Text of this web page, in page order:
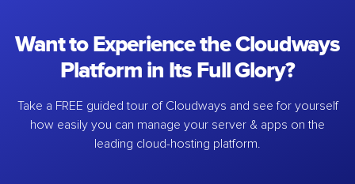
Want to Experience the Cloudways
Platform in Its Full Glory?
Take a FREE guided tour of Cloudways and see for yourself
how easily you can manage your server & apps on the
leading cloud-hosting platform.